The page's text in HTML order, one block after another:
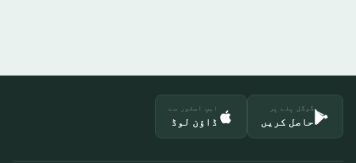
گوگل پلے پر
حاصل کریں
ایپ اسٹور سے
ڈاؤن لوڈ